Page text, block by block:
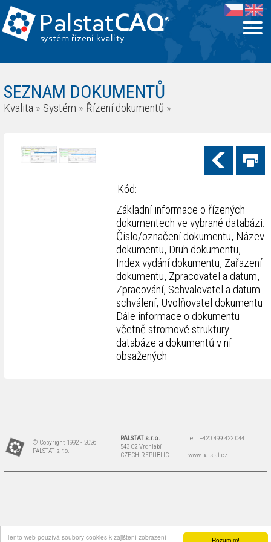
Rozumím!
Tento web používá soubory cookies k zajištení zobrazení
PalstatCAQ®
systém řízení kvality
SEZNAM DOKUMENTŮ
Kvalita » Systém » Řízení dokumentů »
Kód:
Základní informace o řízených
dokumentech ve vybrané databázi:
Číslo/označení dokumentu, Název
dokumentu, Druh dokumentu,
Index vydání dokumentu, Zařazení
dokumentu, Zpracovatel a datum,
Zpracování, Schvalovatel a datum
schválení, Uvolňovatel dokumentu
Dále informace o dokumentu
včetně stromové struktury
databáze a dokumentů v ní
obsažených
© Copyright 1992 - 2026
PALSTAT s.r.o.
PALSTAT s.r.o.
543 02 Vrchlabí
CZECH REPUBLIC
tel.: +420 499 422 044
www.palstat.cz